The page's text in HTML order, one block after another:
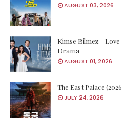
AUGUST 03, 2026
Kimse Bilmez - Love
Drama
AUGUST 01, 2026
The East Palace
JULY 24, 2026